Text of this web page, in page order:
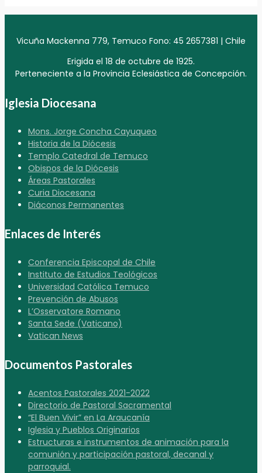
Vicuña Mackenna 779, Temuco Fono: 45 2657381 | Chile
Erigida el 18 de octubre de 1925.
Perteneciente a la Provincia Eclesiástica de Concepción.
Iglesia Diocesana
Mons. Jorge Concha Cayuqueo
Historia de la Diócesis
Templo Catedral de Temuco
Obispos de la Diócesis
Áreas Pastorales
Curia Diocesana
Diáconos Permanentes
Enlaces de Interés
Conferencia Episcopal de Chile
Instituto de Estudios Teológicos
Universidad Católica Temuco
Prevención de Abusos
L’Osservatore Romano
Santa Sede (Vaticano)
Vatican News
Documentos Pastorales
Acentos Pastorales 2021-2022
Directorio de Pastoral Sacramental
“El Buen Vivir” en La Araucanía
Iglesia y Pueblos Originarios
Estructuras e instrumentos de animación para la
comunión y participación pastoral, decanal y
parroquial.